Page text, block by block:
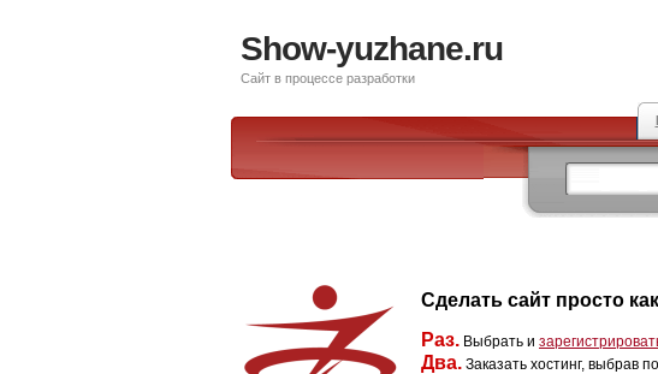
Show-yuzhane.ru
Сайт в процессе разработки
Сделать сайт просто как
Раз. Выбрать и
Два. Заказать хостинг, выбрав